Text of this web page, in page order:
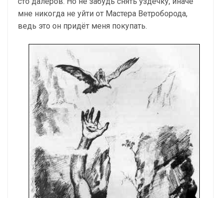
мне никогда не уйти от Мастера Ветроборода,
ведь это он придёт меня покупать.